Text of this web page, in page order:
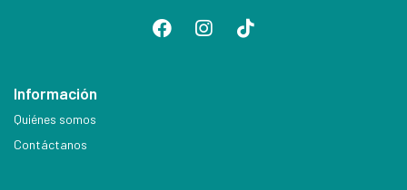
Información
Quiénes somos
Contáctanos